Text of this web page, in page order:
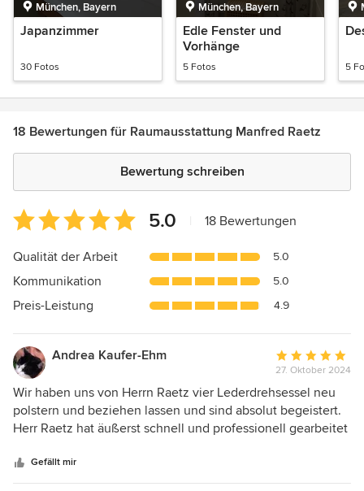
München, Bayern
Japanzimmer
30 Fotos
München, Bayern
Edle Fenster und
Vorhänge
5 Fotos 5
18 Bewertungen für Raumausstattung Manfred Raetz
Bewertung schreiben
Durchschnittliche
Bewertung:
5
5
Sternen
5.0 18 Bewertungen
Qualität der Arbeit 5.0
Kommunikation 5.0
Preis-Leistung 4.9
Andrea Kaufer-Ehm
Bewertung:
5
von
5
27. Oktober 2024
Wir haben uns von Herrn Raetz vier Lederdrehsessel neu
polstern und beziehen lassen und sind absolut begeistert.
Herr Raetz hat äußerst schnell und professionell gearbeitet
neu. Wir werden uns bei einem Raumausstattungsprojekt
jederzeit sehr gerne an Herrn Raetz wenden.
Gefällt mir